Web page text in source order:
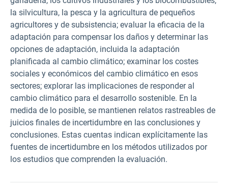
la silvicultura, la pesca y la agricultura de pequeños
agricultores y de subsistencia; evaluar la eficacia de la
adaptación para compensar los daños y determinar las
opciones de adaptación, incluida la adaptación
planificada al cambio climático; examinar los costes
sociales y económicos del cambio climático en esos
sectores; explorar las implicaciones de responder al
cambio climático para el desarrollo sostenible. En la
medida de lo posible, se mantienen relatos rastreables de
juicios finales de incertidumbre en las conclusiones y
conclusiones. Estas cuentas indican explícitamente las
fuentes de incertidumbre en los métodos utilizados por
los estudios que comprenden la evaluación.